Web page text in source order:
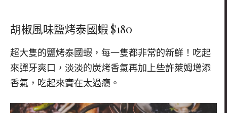
胡椒風味鹽烤泰國蝦 $180
超大隻的鹽烤泰國蝦，每一隻都非常的新鮮！吃起
來彈牙爽口，淡淡的炭烤香氣再加上些許萊姆增添
香氣，吃起來實在太過癮。